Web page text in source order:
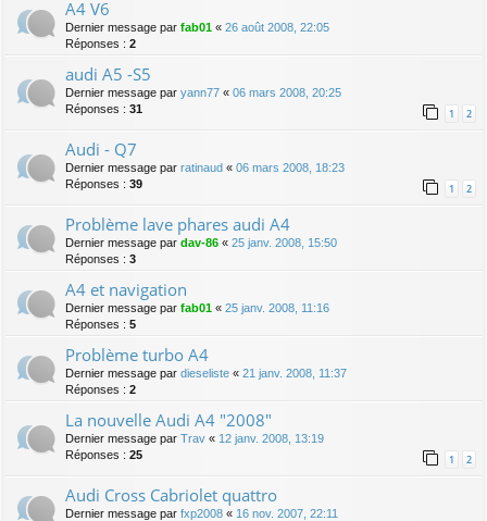
A4 V6
Dernier message par fab01 « 26 août 2008, 22:05
Réponses : 2
audi A5 -S5
Dernier message par yann77 « 06 mars 2008, 20:25
Réponses : 31 1 2
Audi - Q7
Dernier message par ratinaud « 06 mars 2008, 18:23
Réponses : 39 1 2
Problème lave phares audi A4
Dernier message par dav-86 « 25 janv. 2008, 15:50
Réponses : 3
A4 et navigation
Dernier message par fab01 « 25 janv. 2008, 11:16
Réponses : 5
Problème turbo A4
Dernier message par dieseliste « 21 janv. 2008, 11:37
Réponses : 2
La nouvelle Audi A4 "2008"
Dernier message par Trav « 12 janv. 2008, 13:19
Réponses : 25 1 2
Audi Cross Cabriolet quattro
Dernier message par fxp2008 « 16 nov. 2007, 22:11